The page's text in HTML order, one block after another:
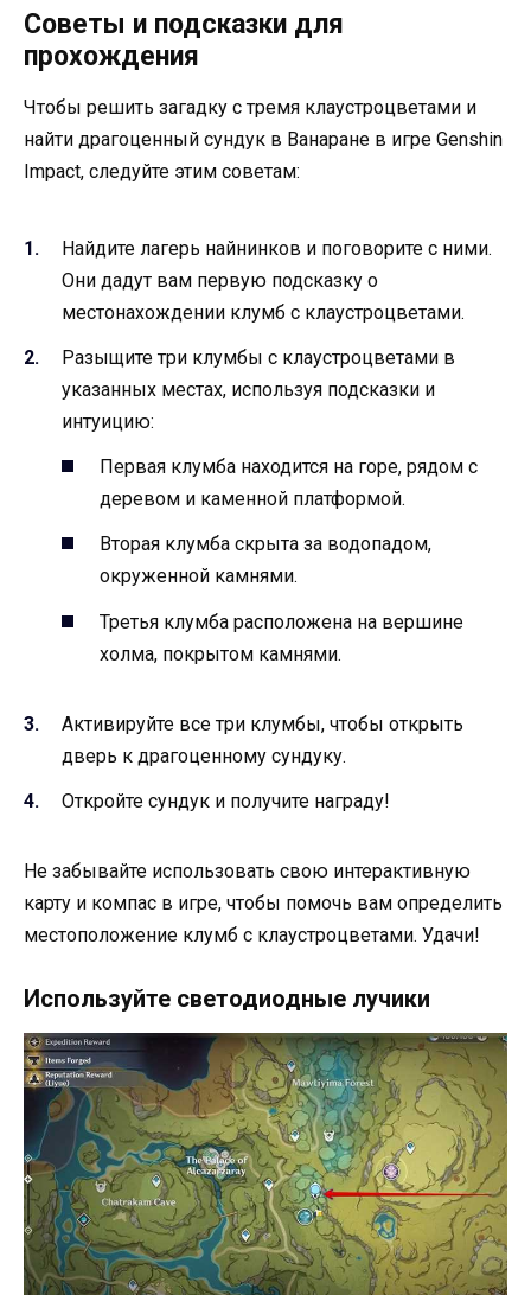
Советы и подсказки для
прохождения
Чтобы решить загадку с тремя клаустроцветами и
найти драгоценный сундук в Ванаране в игре Genshin
Impact, следуйте этим советам:
Найдите лагерь найнинков и поговорите с ними.
Они дадут вам первую подсказку о
местонахождении клумб с клаустроцветами.
Разыщите три клумбы с клаустроцветами в
указанных местах, используя подсказки и
интуицию:
Первая клумба находится на горе, рядом с
деревом и каменной платформой.
Вторая клумба скрыта за водопадом,
окруженной камнями.
Третья клумба расположена на вершине
холма, покрытом камнями.
Активируйте все три клумбы, чтобы открыть
дверь к драгоценному сундуку.
Откройте сундук и получите награду!
Не забывайте использовать свою интерактивную
карту и компас в игре, чтобы помочь вам определить
местоположение клумб с клаустроцветами. Удачи!
Используйте светодиодные лучики